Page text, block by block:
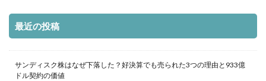
最近の投稿
サンディスク株はなぜ下落した？好決算でも売られた3つの理由と933億
ドル契約の価値